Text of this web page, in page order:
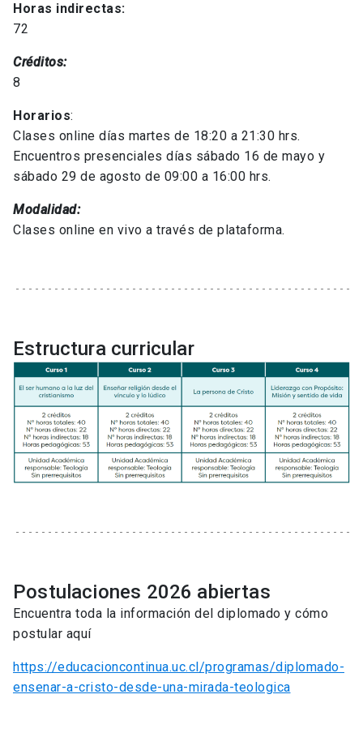
Horas indirectas:
72
Créditos:
8
Horarios:
Clases online días martes de 18:20 a 21:30 hrs.
Encuentros presenciales días sábado 16 de mayo y
sábado 29 de agosto de 09:00 a 16:00 hrs.
Modalidad:
Clases online en vivo a través de plataforma.
Estructura curricular
Postulaciones 2026 abiertas
Encuentra toda la información del diplomado y cómo
postular aquí
https://educacioncontinua.uc.cl/programas/diplomado-
ensenar-a-cristo-desde-una-mirada-teologica